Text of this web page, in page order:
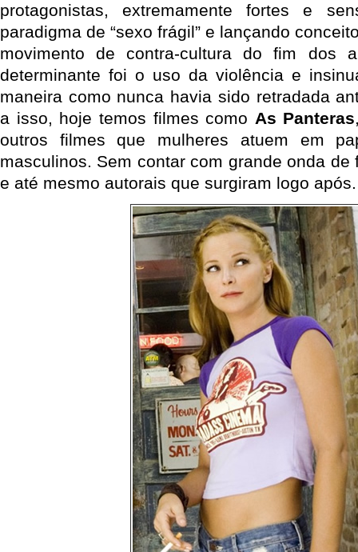
protagonistas, extremamente fortes e
paradigma de “sexo frágil” e lançando
movimento de contra-cultura do fim dos
determinante foi o uso da violência e
maneira como nunca havia sido retradada
a isso, hoje temos filmes como As Panteras
outros filmes que mulheres atuem em
masculinos. Sem contar com grande onda de
e até mesmo autorais que surgiram logo após.